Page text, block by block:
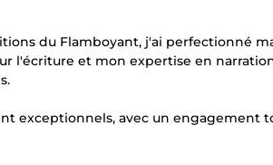
du Flamboyant, j'ai perfectionné
l'écriture et mon expertise en
exceptionnels, avec un engagement